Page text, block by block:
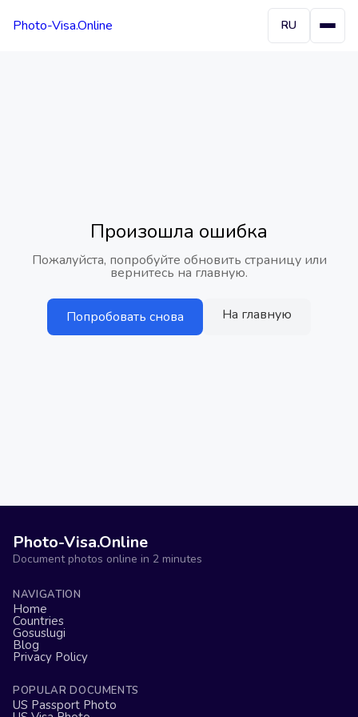
Photo-Visa.Online RU
Произошла ошибка
Пожалуйста, попробуйте обновить страницу или
вернитесь на главную.
Попробовать снова На главную
Photo-Visa.Online
Document photos online in 2 minutes
NAVIGATION
Home
Countries
Gosuslugi
Blog
Privacy Policy
POPULAR DOCUMENTS
US Passport Photo